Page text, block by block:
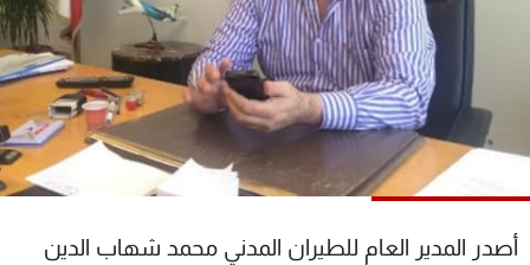
أصدر المدير العام للطيران المدني محمد شهاب الدين
البرامج
جدول البرامج
شاهد البرامج
الترددات
عن MTV
وظائف